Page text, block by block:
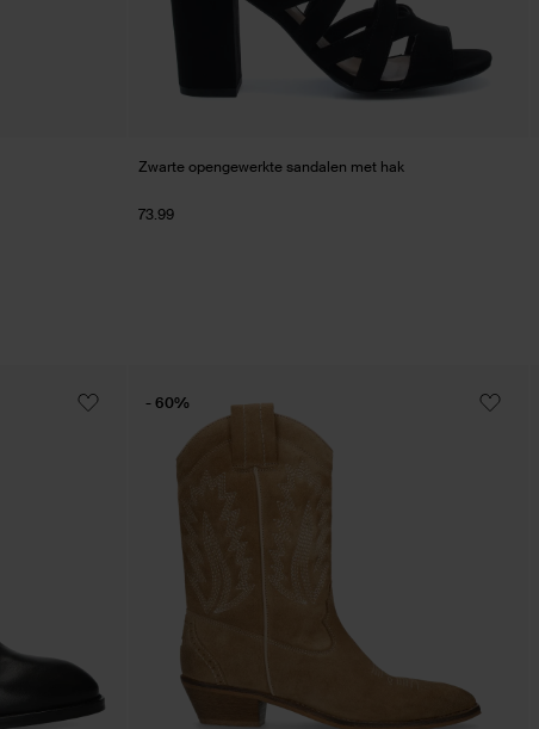
Zwarte opengewerkte sandalen met hak
73.99
- 60%